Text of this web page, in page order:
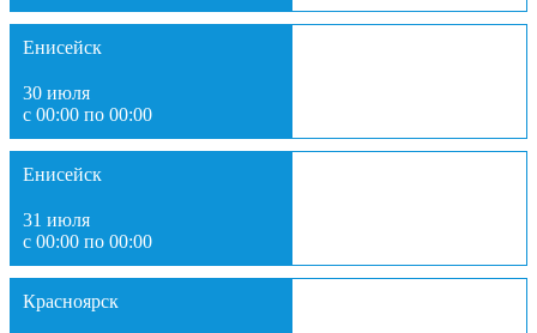
Енисейск
30 июля
с 00:00 по 00:00
Енисейск
31 июля
с 00:00 по 00:00
Красноярск